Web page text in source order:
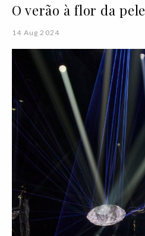
O verão à flor da pele
14 Aug 2024